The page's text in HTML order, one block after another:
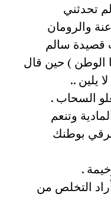
تحدثني
والرومان
قصيدة سالم
الوطن ) حين قال
يلين ..
السحاب .
وتنعم
بوطنك
.
التخلص من